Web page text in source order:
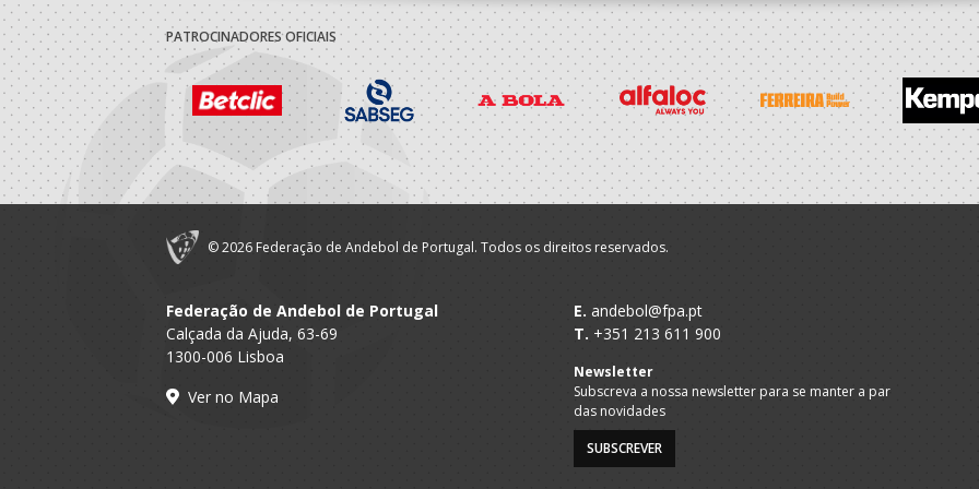
PATROCINADORES OFICIAIS
© 2026 Federação de Andebol de Portugal. Todos os direitos reservados.
Federação de Andebol de Portugal
Calçada da Ajuda, 63-69
1300-006 Lisboa
Ver no Mapa
E. andebol@fpa.pt
T. +351 213 611 900
Newsletter
Subscreva a nossa newsletter para se manter a par
das novidades
SUBSCREVER